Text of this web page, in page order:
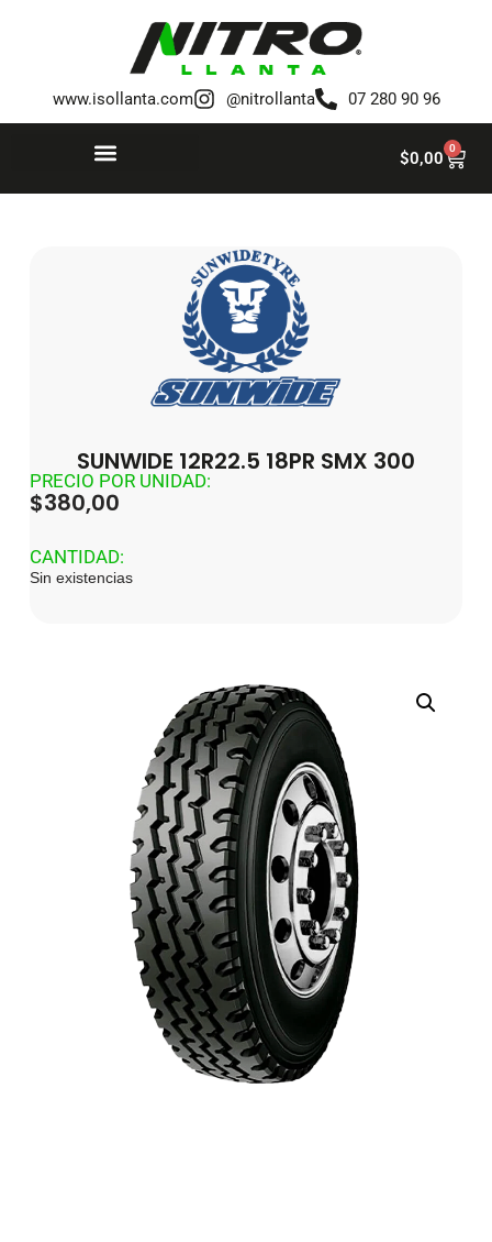
www.isollanta.com @nitrollanta 07 280 90 96
$0,00 0
SUNWIDE 12R22.5 18PR SMX 300
PRECIO POR UNIDAD:
$380,00
CANTIDAD:
Sin existencias